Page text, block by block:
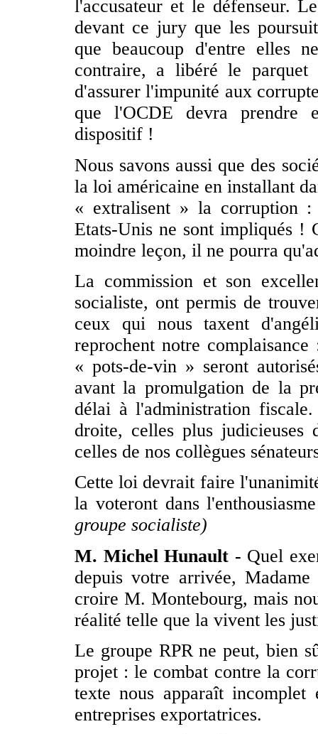
l'accusateur et le défenseur.
devant ce jury que les
que beaucoup d'entre elles
contraire, a libéré le parquet
d'assurer l'impunité aux
que l'OCDE devra prendre
dispositif !
Nous savons aussi que des
la loi américaine en installant
« extralisent » la corruption :
Etats-Unis ne sont impliqués !
moindre leçon, il ne pourra
La commission et son
socialiste, ont permis de
ceux qui nous taxent
reprochent notre
« pots-de-vin » seront
avant la promulgation de la
délai à l'administration
droite, celles plus judicieuses
celles de nos collègues
Cette loi devrait faire
la voteront dans
groupe socialiste)
M. Michel Hunault - Quel
depuis votre arrivée,
croire M. Montebourg, mais
réalité telle que la vivent les
Le groupe RPR ne peut, bien
projet : le combat contre la
texte nous apparaît
entreprises exportatrices.